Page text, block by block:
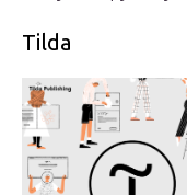
Tilda